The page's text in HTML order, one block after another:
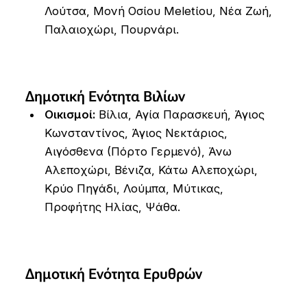
Λούτσα, Μονή Οσίου Meletίου, Νέα Ζωή,
Παλαιοχώρι, Πουρνάρι.
Δημοτική Ενότητα Βιλίων
Οικισμοί: Βίλια, Αγία Παρασκευή, Άγιος
Κωνσταντίνος, Άγιος Νεκτάριος,
Αιγόσθενα (Πόρτο Γερμενό), Άνω
Αλεποχώρι, Βένιζα, Κάτω Αλεποχώρι,
Κρύο Πηγάδι, Λούμπα, Μύτικας,
Προφήτης Ηλίας, Ψάθα.
Δημοτική Ενότητα Ερυθρών